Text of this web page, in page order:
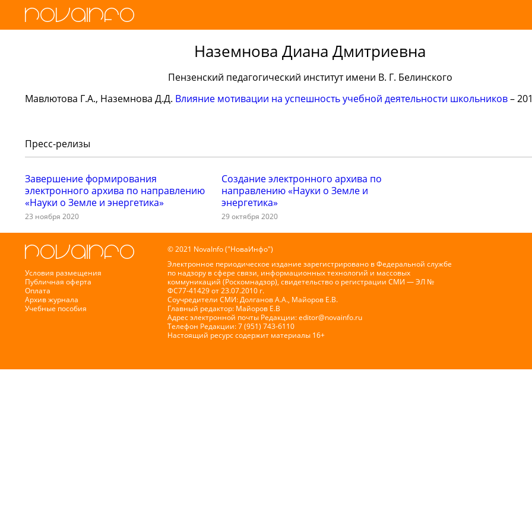
Наземнова Диана Дмитриевна
Пензенский педагогический институт имени В. Г. Белинского
Мавлютова Г.А., Наземнова Д.Д. Влияние мотивации на успешность учебной деятельности школьников–
Пресс-релизы
Завершение формирования
электронного архива по направлению
«Науки о Земле и энергетика»
23 ноября 2020
Создание электронного архива по
направлению «Науки о Земле и
энергетика»
29 октября 2020
Условия размещения
Публичная оферта
Оплата
Архив журнала
Учебные пособия
© 2021 NovaInfo ("НоваИнфо")
Электронное периодическое издание зарегистрировано в Федеральной службе
по надзору в сфере связи, информационных технологий и массовых
коммуникаций (Роскомнадзор), свидетельство о регистрации СМИ — ЭЛ №
ФС77-41429 от 23.07.2010 г.
Соучредители СМИ: Долганов А.А., Майоров Е.В.
Главный редактор: Майоров Е.В
Адрес электронной почты Редакции:editor@novainfo.ru
Телефон Редакции: 7 (951) 743-6110
Настоящий ресурс содержит материалы 16+